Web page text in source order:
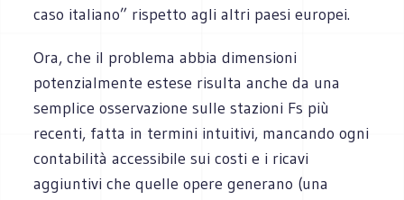
caso italiano” rispetto agli altri paesi europei.
Ora, che il problema abbia dimensioni
potenzialmente estese risulta anche da una
semplice osservazione sulle stazioni Fs più
recenti, fatta in termini intuitivi, mancando ogni
contabilità accessibile sui costi e i ricavi
aggiuntivi che quelle opere generano (una